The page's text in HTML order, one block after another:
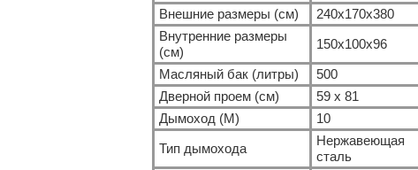
Внешние размеры (см)
240x170x380
Внутренние размеры
(см)
150x100x96
Масляный бак (литры)
500
Дверной проем (см)
59 х 81
Дымоход (M)
10
Тип дымохода
Нержавеющая
сталь